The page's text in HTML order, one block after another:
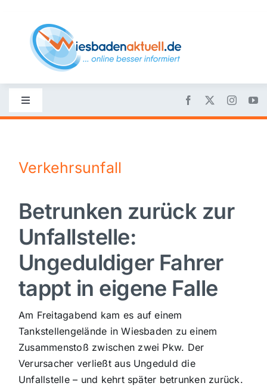
content
Toggle
Navigation
Nachrichten
Politik
Wirtschaft
Sport
Kultur
Panorama
Verkehrsunfall
Betrunken zurück zur
Unfallstelle:
Ungeduldiger Fahrer
tappt in eigene Falle
Am Freitagabend kam es auf einem
Tankstellengelände in Wiesbaden zu einem
Zusammenstoß zwischen zwei Pkw. Der
Verursacher verließt aus Ungeduld die
Unfallstelle – und kehrt später betrunken zurück.